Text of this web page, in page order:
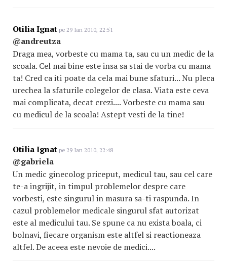
Otilia Ignat pe 29 Ian 2010, 22:51
@andreutza
Draga mea, vorbeste cu mama ta, sau cu un medic de la
scoala. Cel mai bine este insa sa stai de vorba cu mama
ta! Cred ca iti poate da cela mai bune sfaturi... Nu pleca
urechea la sfaturile colegelor de clasa. Viata este ceva
mai complicata, decat crezi.... Vorbeste cu mama sau
cu medicul de la scoala! Astept vesti de la tine!
Otilia Ignat pe 29 Ian 2010, 22:48
@gabriela
Un medic ginecolog priceput, medicul tau, sau cel care
te-a ingrijit, in timpul problemelor despre care
vorbesti, este singurul in masura sa-ti raspunda. In
cazul problemelor medicale singurul sfat autorizat
este al medicului tau. Se spune ca nu exista boala, ci
bolnavi, fiecare organism este altfel si reactioneaza
altfel. De aceea este nevoie de medici....